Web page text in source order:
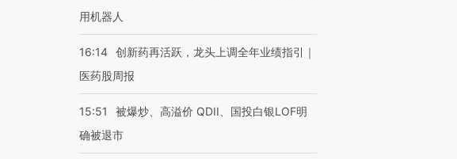
用机器人
16:14 创新药再活跃，龙头上调全年业绩指引｜
医药股周报
15:51
被爆炒、高溢价 QDII、国投白银LOF明
确被退市